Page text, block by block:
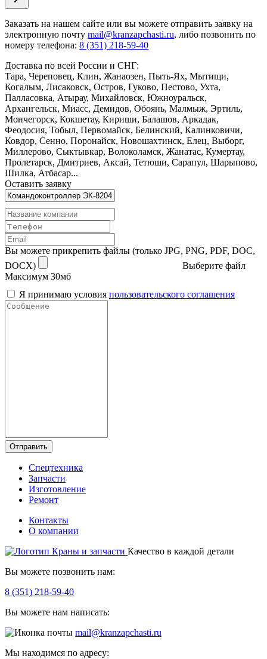
Заказать на нашем сайте или вы можете отправить заявку на
электронную почту mail@kranzapchasti.ru, либо позвонить по
номеру телефона: 8 (351) 218-59-40
Доставка по всей России и СНГ:
Тара, Череповец, Клин, Жанаозен, Пыть-Ях, Мытищи,
Когалым, Лисаковск, Остров, Гуково, Пестово, Ухта,
Палласовка, Атырау, Михайловск, Южноуральск,
Архангельск, Миасс, Демидов, Обоянь, Малмыж, Эртиль,
Мончегорск, Кокшетау, Кириши, Балашов, Аркадак,
Феодосия, Тобыл, Первомайск, Белинский, Калинковичи,
Ковдор, Сенно, Поронайск, Новошахтинск, Елец, Выборг,
Миллерово, Сыктывкар, Волоколамск, Жанатас, Кумертау,
Пролетарск, Дмитриев, Аксай, Тетюши, Сарапул, Шарыпово,
Шилка, Атбасар...
Оставить заявку
Вы можете прикрепить файлы (только JPG, PNG, PDF, DOC,
DOCX)
Выберите файл
Максимум 30мб
Я принимаю условия пользовательского соглашения
Отправить
Спецтехника
Запчасти
Изготовление
Ремонт
Контакты
О компании
Качество в каждой детали
Вы можете позвонить нам:
8 (351) 218-59-40
Вы можете нам написать:
mail@kranzapchasti.ru
Мы находимся по адресу: